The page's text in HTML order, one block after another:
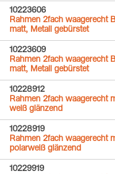
10223606
Rahmen 2fach waagerecht
matt, Metall gebürstet
10223609
Rahmen 2fach waagerecht
matt, Metall gebürstet
10228912
Rahmen 2fach waagerecht
weiß glänzend
10228919
Rahmen 2fach waagerecht
polarweiß glänzend
10229919